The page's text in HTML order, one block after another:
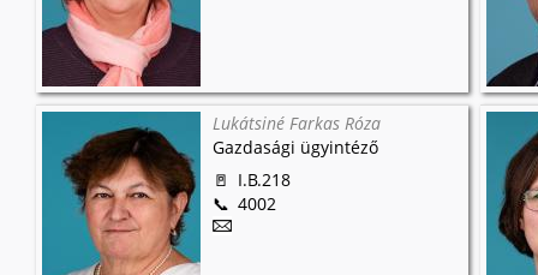
Lukátsiné Farkas Róza
Gazdasági ügyintéző
I.B.218
4002